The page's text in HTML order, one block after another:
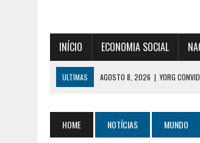
INÍCIO ECONOMIA SOCIAL
ULTIMAS AGOSTO 8, 2026 | YORG
UM ENTRE MUITOS
AGOSTO 2, 2026 | GERAÇÃO Z É UM
HOME NOTÍCIAS MUNDO